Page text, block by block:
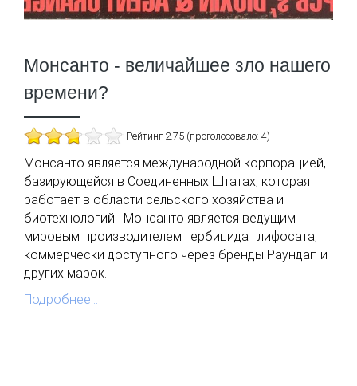
Монсанто - величайшее зло нашего
времени?
Рейтинг 2.75 (проголосовало: 4)
Монсанто является международной корпорацией,
базирующейся в Соединенных Штатах, которая
работает в области сельского хозяйства и
биотехнологий. Монсанто является ведущим
мировым производителем гербицида глифосата,
коммерчески доступного через бренды Раундап и
других марок.
Подробнее...